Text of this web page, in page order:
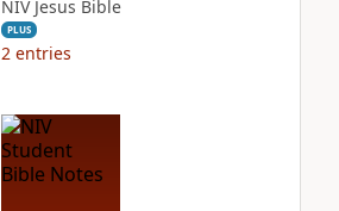
NIV Jesus Bible
PLUS
2 entries